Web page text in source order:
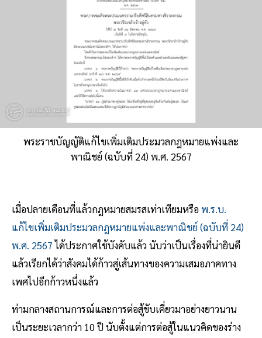
พระราชบัญญัติแก้ไขเพิ่มเติมประมวลกฎหมายแพ่งและ
พาณิชย์ (ฉบับที่ 24) พ.ศ. 2567
เมื่อปลายเดือนที่แล้วกฎหมายสมรสเท่าเทียมหรือพ.ร.บ.
แก้ไขเพิ่มเติมประมวลกฎหมายแพ่งและพาณิชย์ (ฉบับที่ 24)
พ.ศ. 2567ได้ประกาศใช้บังคับแล้ว นับว่าเป็นเรื่องที่น่ายินดี
แล้วเรียกได้ว่าสังคมได้ก้าวสู่เส้นทางของความเสมอภาคทาง
เพศไปอีกก้าวหนึ่งแล้ว
ท่ามกลางสถานการณ์และการต่อสู้ขับเคี่ยวมาอย่างยาวนาน
เป็นระยะเวลากว่า 10 ปี นับตั้งแต่การต่อสู้ในแนวคิดของร่าง